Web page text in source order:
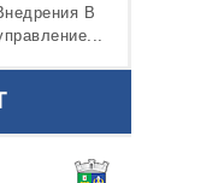
В